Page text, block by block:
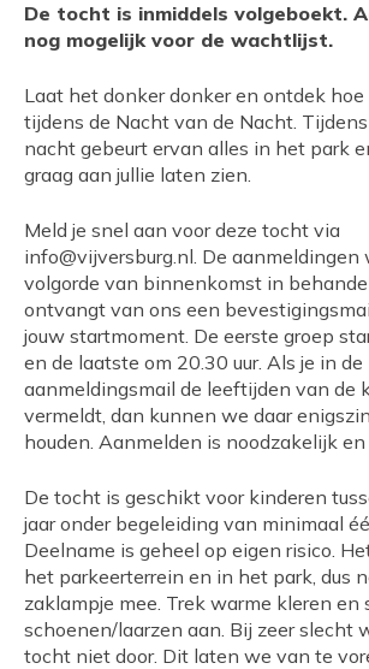
De tocht is inmiddels volgeboekt.
nog mogelijk voor de wachtlijst.
Laat het donker donker en ontdek
tijdens de Nacht van de Nacht.
nacht gebeurt ervan alles in het park
graag aan jullie laten zien.
Meld je snel aan voor deze tocht via
info@vijversburg.nl. De aanmeldingen
volgorde van binnenkomst in
ontvangt van ons een
jouw startmoment. De eerste groep
en de laatste om 20.30 uur. Als je in de
aanmeldingsmail de leeftijden van de
vermeldt, dan kunnen we daar
houden. Aanmelden is noodzakelijk en
De tocht is geschikt voor kinderen
jaar onder begeleiding van minimaal
Deelname is geheel op eigen risico.
het parkeerterrein en in het park, dus
zaklampje mee. Trek warme kleren en
schoenen/laarzen aan. Bij zeer slecht
tocht niet door. Dit laten we van te